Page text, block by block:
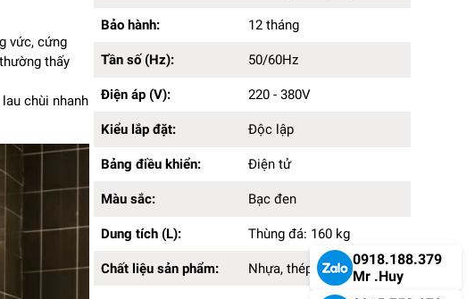
vức, cứng
thấy
chùi nhanh
Màu sắc:Bạc đen
Chất liệu sản phẩm:
Nhựa, thép không gỉ
Bảo hành: 12 tháng
Tần số (Hz): 50/60Hz
Điện áp (V): 220 - 380V
Kiểu lắp đặt: Độc lập
Bảng điều khiển: Điện tử
Màu sắc: Bạc đen
Dung tích (L): Thùng đá: 160 kg
Chất liệu sản phẩm: Nhựa, thép không gỉ
0918.188.379
Mr .Huy